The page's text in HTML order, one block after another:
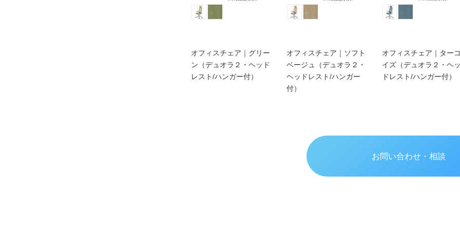
オフィスチェア｜グリー
ン（デュオラ２・ヘッド
レスト/ハンガー付）
オフィスチェア｜ソフト
ベージュ（デュオラ２・
ヘッドレスト/ハンガー
付）
オフィスチェア｜ター
イズ（デュオラ２・ヘ
ドレスト/ハンガー付）
お問い合わせ・相談